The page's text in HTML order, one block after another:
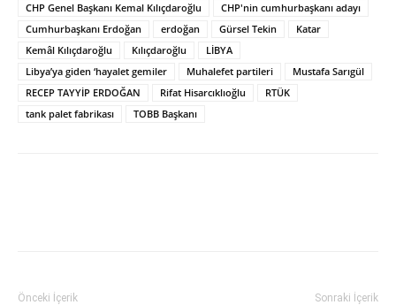
CHP Genel Başkanı Kemal Kılıçdaroğlu
CHP'nin cumhurbaşkanı adayı
Cumhurbaşkanı Erdoğan
erdoğan Gürsel Tekin
Katar
Kemâl Kılıçdaroğlu
Kılıçdaroğlu
LİBYA
Libya’ya giden ‘hayalet gemiler
Muhalefet partileri
Mustafa Sarıgül
RECEP TAYYİP ERDOĞAN
Rifat Hisarcıklıoğlu
RTÜK
tank palet fabrikası
TOBB Başkanı
Önceki İçerik Sonraki İçerik